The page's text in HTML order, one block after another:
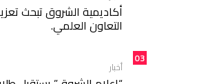
أكاديمية الشروق تبحث
التعاون العلمي.
03
أخبار